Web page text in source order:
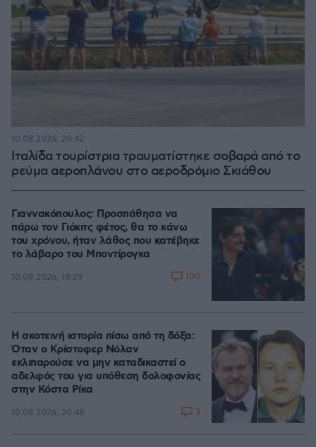
Ιταλίδα τουρίστρια τραυματίστηκε σοβαρά από το
ρεύμα αεροπλάνου στο αεροδρόμιο Σκιάθου
10.08.2026, 20:42
Γιαννακόπουλος: Προσπάθησα να
πάρω τον Γιόκιτς φέτος, θα το κάνω
του χρόνου, ήταν λάθος που κατέβηκε
το λάβαρο του Μποντίρογκα
10.08.2026, 18:29 100
Η σκοτεινή ιστορία πίσω από τη δόξα:
Όταν ο Κρίστοφερ Νόλαν
εκλιπαρούσε να μην καταδικαστεί ο
αδελφός του για υπόθεση δολοφονίας
στην Κόστα Ρίκα
10.08.2026, 20:48 3